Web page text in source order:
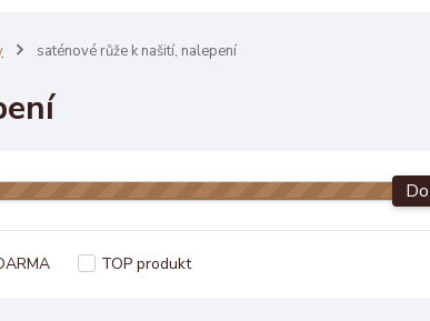
saténové růže k našití, nalepení
Do
TOP produkt